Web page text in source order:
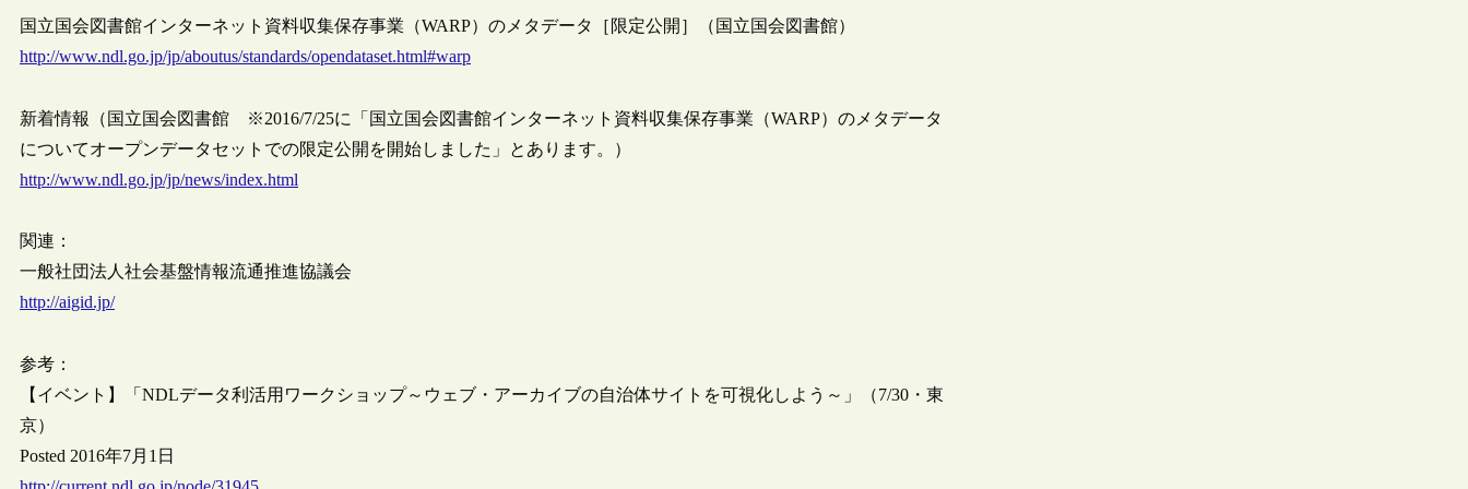
国立国会図書館インターネット資料収集保存事業（WARP）のメタデータ［限定公開］（国立国会図書館）
http://www.ndl.go.jp/jp/aboutus/standards/opendataset.html#warp
新着情報（国立国会図書館 ※2016/7/25に「国立国会図書館インターネット資料収集保存事業（WARP）のメタデータ
についてオープンデータセットでの限定公開を開始しました」とあります。）
http://www.ndl.go.jp/jp/news/index.html
関連：
一般社団法人社会基盤情報流通推進協議会
http://aigid.jp/
参考：
【イベント】「NDLデータ利活用ワークショップ～ウェブ・アーカイブの自治体サイトを可視化しよう～」（7/30・東
京）
Posted 2016年7月1日